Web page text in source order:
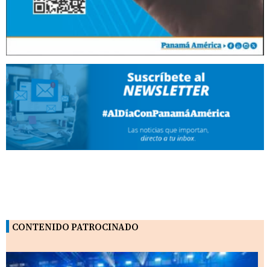
CONTENIDO PATROCINADO